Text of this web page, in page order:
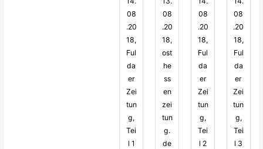
08
.20
18,
Ful
da
er
Zei
tun
g,
Tei
l 1
08
.20
18,
ost
he
ss
en
zei
tun
g.
de
08
.20
18,
Ful
da
er
Zei
tun
g,
Tei
l 2
08
.20
18,
Ful
da
er
Zei
tun
g,
Tei
l 3